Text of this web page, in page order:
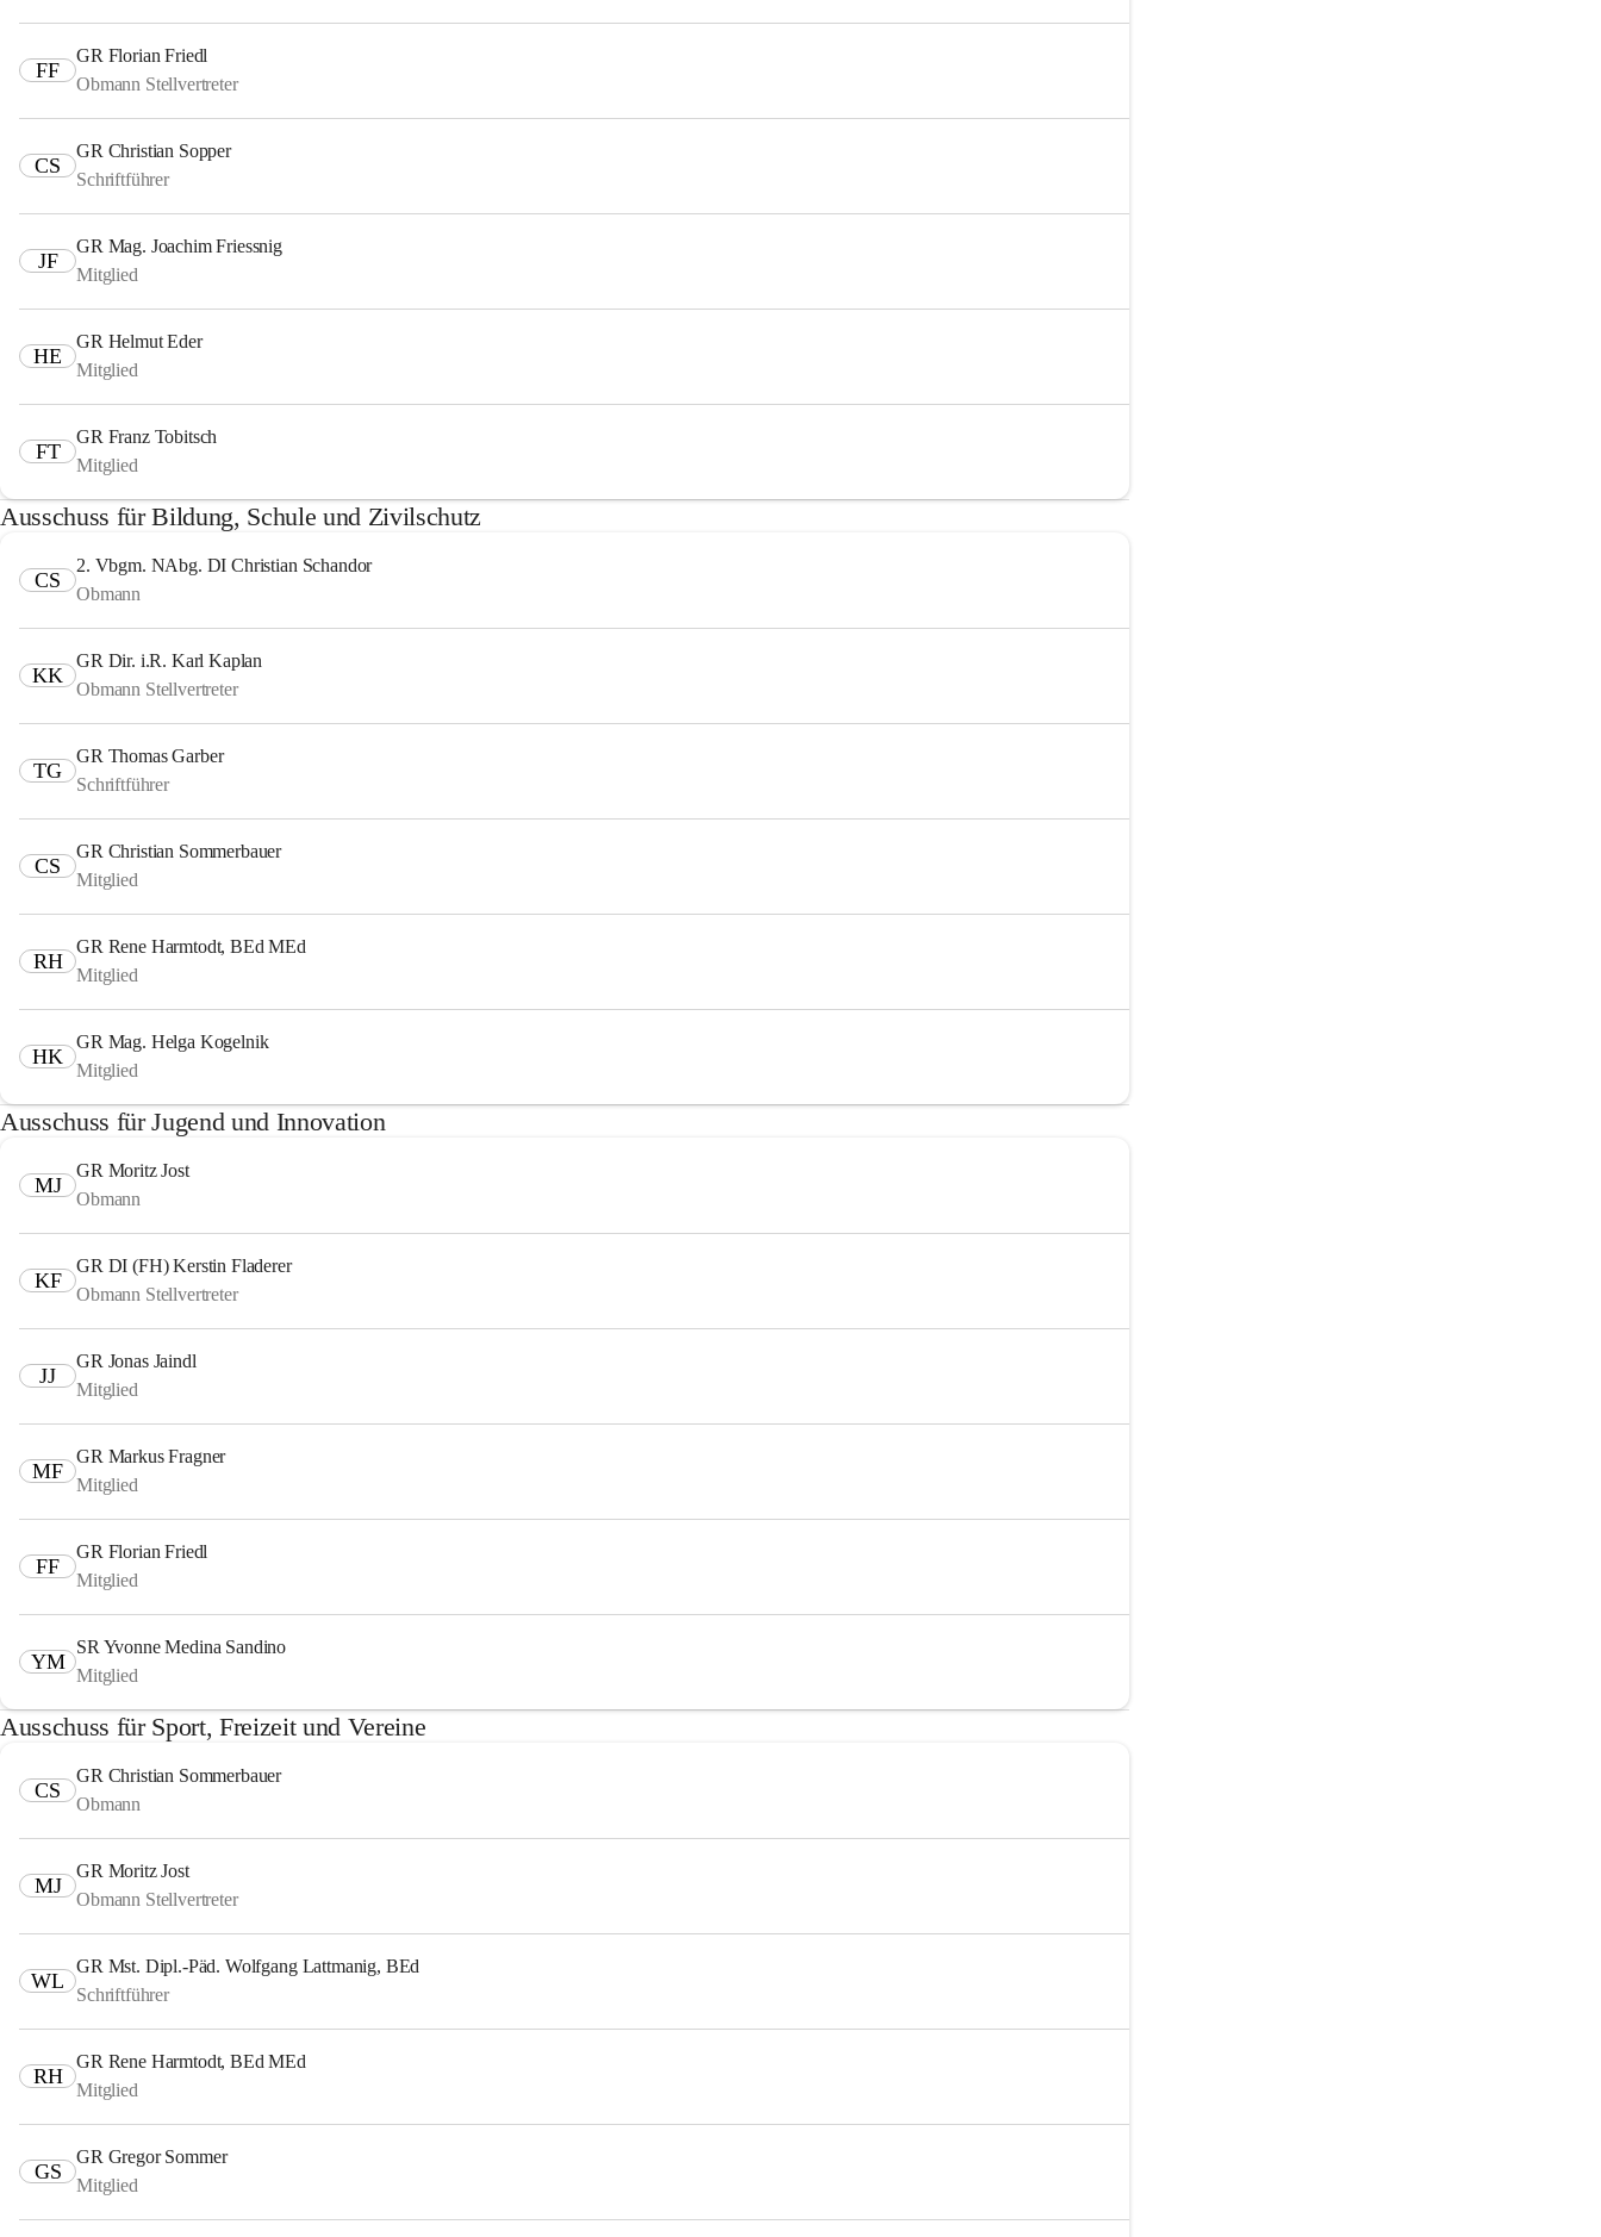
FF
GR Florian Friedl
Obmann Stellvertreter
CS
GR Christian Sopper
Schriftführer
JF
GR Mag. Joachim Friessnig
Mitglied
HE
GR Helmut Eder
Mitglied
FT
GR Franz Tobitsch
Mitglied
Ausschuss für Bildung, Schule und Zivilschutz
CS
2. Vbgm. NAbg. DI Christian Schandor
Obmann
KK
GR Dir. i.R. Karl Kaplan
Obmann Stellvertreter
TG
GR Thomas Garber
Schriftführer
CS
GR Christian Sommerbauer
Mitglied
RH
GR Rene Harmtodt, BEd MEd
Mitglied
HK
GR Mag. Helga Kogelnik
Mitglied
Ausschuss für Jugend und Innovation
MJ
GR Moritz Jost
Obmann
KF
GR DI (FH) Kerstin Fladerer
Obmann Stellvertreter
JJ
GR Jonas Jaindl
Mitglied
MF
GR Markus Fragner
Mitglied
FF
GR Florian Friedl
Mitglied
YM
SR Yvonne Medina Sandino
Mitglied
Ausschuss für Sport, Freizeit und Vereine
CS
GR Christian Sommerbauer
Obmann
MJ
GR Moritz Jost
Obmann Stellvertreter
WL
GR Mst. Dipl.-Päd. Wolfgang Lattmanig, BEd
Schriftführer
RH
GR Rene Harmtodt, BEd MEd
Mitglied
GS
GR Gregor Sommer
Mitglied